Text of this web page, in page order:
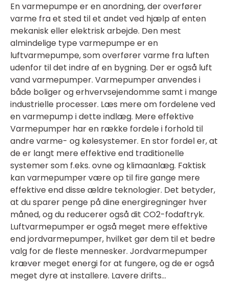
En varmepumpe er en anordning, der overfører
varme fra et sted til et andet ved hjælp af enten
mekanisk eller elektrisk arbejde. Den mest
almindelige type varmepumpe er en
luftvarmepumpe, som overfører varme fra luften
udenfor til det indre af en bygning. Der er også luft
vand varmepumper. Varmepumper anvendes i
både boliger og erhvervsejendomme samt i mange
industrielle processer. Læs mere om fordelene ved
en varmepump i dette indlæg. Mere effektive
Varmepumper har en række fordele i forhold til
andre varme- og kølesystemer. En stor fordel er, at
de er langt mere effektive end traditionelle
systemer som f.eks. ovne og klimaanlæg. Faktisk
kan varmepumper være op til fire gange mere
effektive end disse ældre teknologier. Det betyder,
at du sparer penge på dine energiregninger hver
måned, og du reducerer også dit CO2-fodaftryk.
Luftvarmepumper er også meget mere effektive
end jordvarmepumper, hvilket gør dem til et bedre
valg for de fleste mennesker. Jordvarmepumper
kræver meget energi for at fungere, og de er også
meget dyre at installere. Lavere drifts...